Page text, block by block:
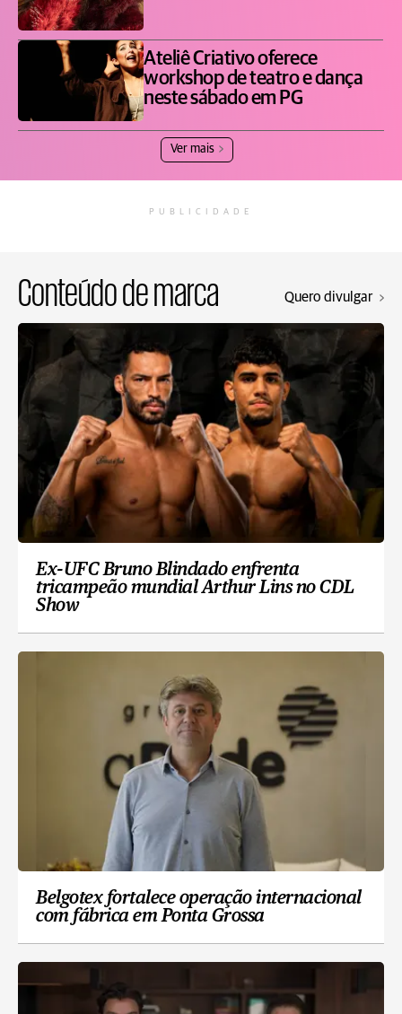
Ateliê Criativo oferece
workshop de teatro e dança
neste sábado em PG
Ver mais
PUBLICIDADE
Conteúdo de marca Quero divulgar
Ex-UFC Bruno Blindado enfrenta
tricampeão mundial Arthur Lins no CDL
Show
Belgotex fortalece operação internacional
com fábrica em Ponta Grossa